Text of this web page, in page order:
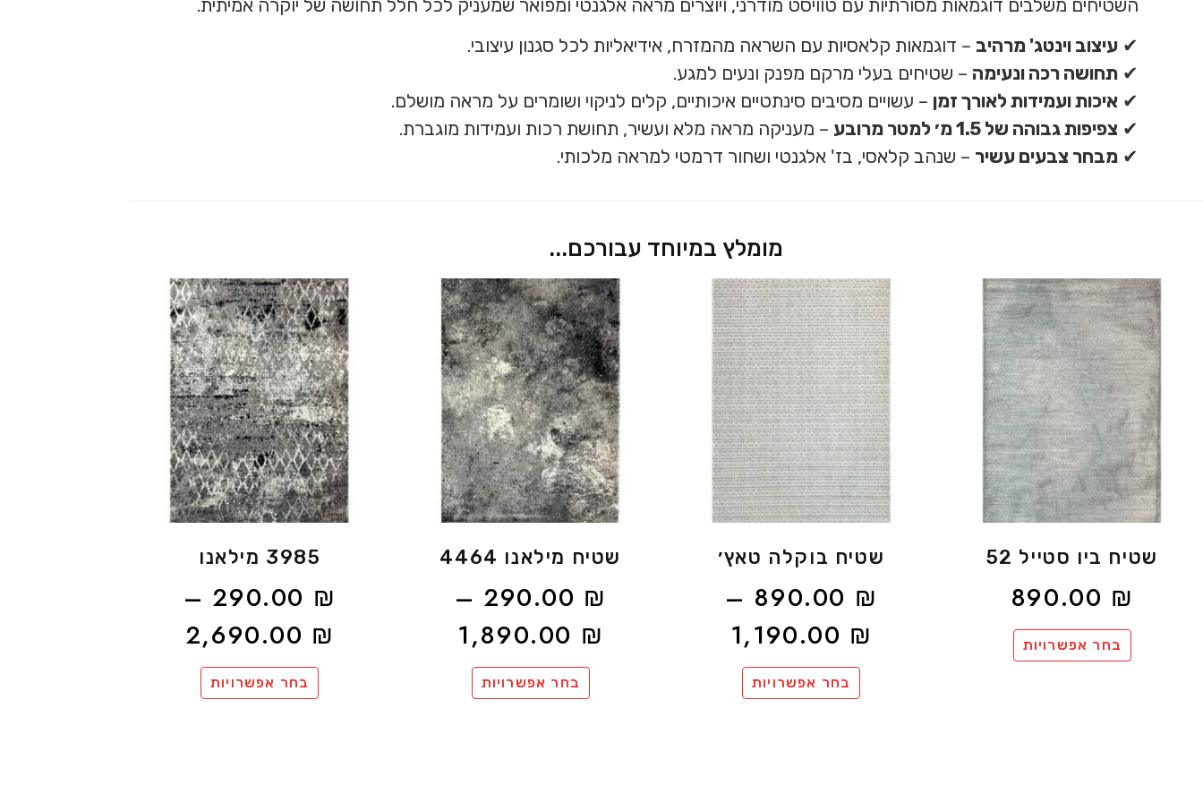
השטיחים משלבים דוגמאות מסורתיות עם טוויסט מודרני, ויוצרים מראה אלגנטי ומפואר שמעניק לכל חלל תחושה של יוקרה אמיתית.
✔ עיצוב וינטג' מרהיב – דוגמאות קלאסיות עם השראה מהמזרח, אידיאליות לכל סגנון עיצובי.
✔ תחושה רכה ונעימה – שטיחים בעלי מרקם מפנק ונעים למגע.
✔ איכות ועמידות לאורך זמן – עשויים מסיבים סינתטיים איכותיים, קלים לניקוי ושומרים על מראה מושלם.
✔ צפיפות גבוהה של 1.5 מ׳ למטר מרובע
– מעניקה מראה מלא ועשיר, תחושת רכות ועמידות מוגברת.
✔ מבחר צבעים עשיר – שנהב קלאסי, בז' אלגנטי ושחור דרמטי למראה מלכותי.
מומלץ במיוחד עבורכם...
שטיח ביו סטייל 52
890.00 ₪
בחר אפשרויות
שטיח בוקלה טאץ׳
890.00 ₪
–
1,190.00 ₪
בחר אפשרויות
שטיח מילאנו 4464
290.00 ₪
–
1,890.00 ₪
בחר אפשרויות
3985 מילאנו
290.00 ₪
–
2,690.00 ₪
בחר אפשרויות